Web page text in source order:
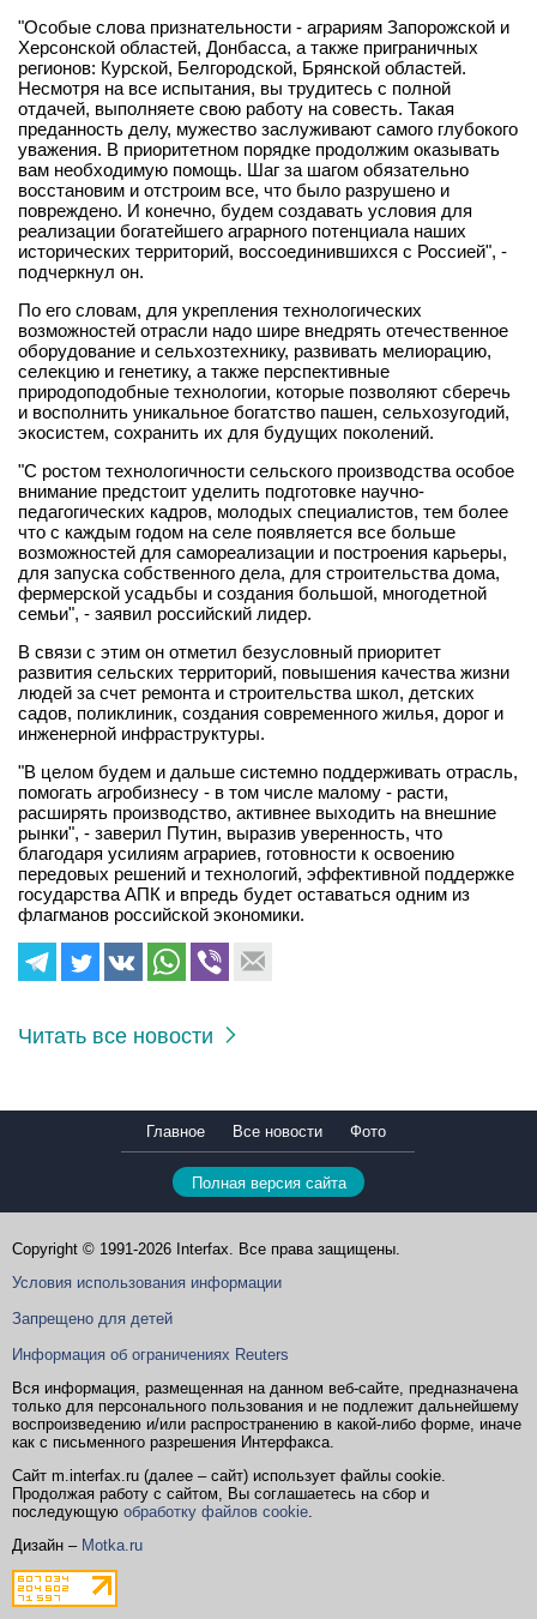
"Особые слова признательности - аграриям Запорожской и
Херсонской областей, Донбасса, а также приграничных
регионов: Курской, Белгородской, Брянской областей.
Несмотря на все испытания, вы трудитесь с полной
отдачей, выполняете свою работу на совесть. Такая
преданность делу, мужество заслуживают самого глубокого
уважения. В приоритетном порядке продолжим оказывать
вам необходимую помощь. Шаг за шагом обязательно
восстановим и отстроим все, что было разрушено и
повреждено. И конечно, будем создавать условия для
реализации богатейшего аграрного потенциала наших
исторических территорий, воссоединившихся с Россией", -
подчеркнул он.
По его словам, для укрепления технологических
возможностей отрасли надо шире внедрять отечественное
оборудование и сельхозтехнику, развивать мелиорацию,
селекцию и генетику, а также перспективные
природоподобные технологии, которые позволяют сберечь
и восполнить уникальное богатство пашен, сельхозугодий,
экосистем, сохранить их для будущих поколений.
"С ростом технологичности сельского производства особое
внимание предстоит уделить подготовке научно-
педагогических кадров, молодых специалистов, тем более
что с каждым годом на селе появляется все больше
возможностей для самореализации и построения карьеры,
для запуска собственного дела, для строительства дома,
фермерской усадьбы и создания большой, многодетной
семьи", - заявил российский лидер.
В связи с этим он отметил безусловный приоритет
развития сельских территорий, повышения качества жизни
людей за счет ремонта и строительства школ, детских
садов, поликлиник, создания современного жилья, дорог и
инженерной инфраструктуры.
"В целом будем и дальше системно поддерживать отрасль,
помогать агробизнесу - в том числе малому - расти,
расширять производство, активнее выходить на внешние
рынки", - заверил Путин, выразив уверенность, что
благодаря усилиям аграриев, готовности к освоению
передовых решений и технологий, эффективной поддержке
государства АПК и впредь будет оставаться одним из
флагманов российской экономики.
Читать все новости
Главное Все новости Фото
Полная версия сайта
Copyright © 1991-2026 Interfax. Все права защищены.
Условия использования информации
Запрещено для детей
Информация об ограничениях Reuters
Вся информация, размещенная на данном веб-сайте, предназначена
только для персонального пользования и не подлежит дальнейшему
воспроизведению и/или распространению в какой-либо форме, иначе
как с письменного разрешения Интерфакса.
Сайт m.interfax.ru (далее – сайт) использует файлы cookie.
Продолжая работу с сайтом, Вы соглашаетесь на сбор и
последующую обработку файлов cookie.
Дизайн – Motka.ru